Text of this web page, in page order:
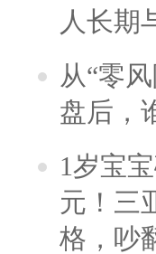
人长期
从“零
盘后，
1岁宝
元！三
格，吵